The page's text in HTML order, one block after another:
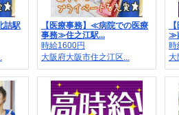
詰駅
【医療事務】≪病院での医療
事務≫住之江駅...
時給1600円
大阪府大阪市住之江区...
≫
時
大